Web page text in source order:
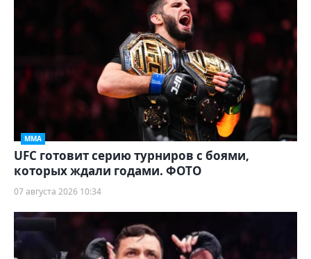
ММА
UFC готовит серию турниров с боями,
которых ждали годами. ФОТО
07 августа 2026 10:34